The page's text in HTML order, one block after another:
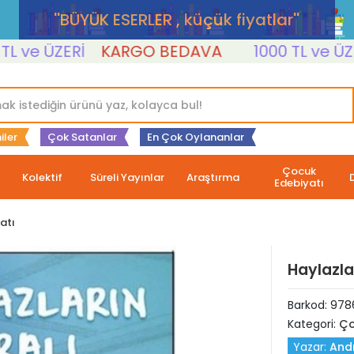
''BÜYÜK ESERLER , küçük fiyatlar''
KARGO BEDAVA 1000 TL ve ÜZERİ
Çok Satanlar En Çok Oylananlar
Kolektif Süreli Yayınlar Araştırma Çocuk
Edebiyatı
Barkod:
Kategori:
Yazar: